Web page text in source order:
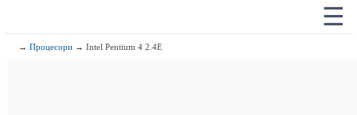
☰
→Процесори → Intel Pentium 4 2.4E